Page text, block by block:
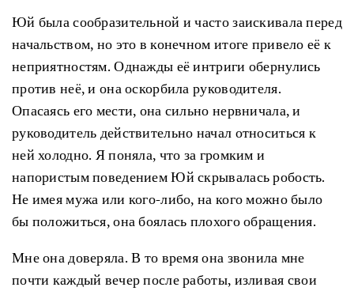
Юй была сообразительной и часто заискивала перед
начальством, но это в конечном итоге привело её к
неприятностям. Однажды её интриги обернулись
против неё, и она оскорбила руководителя.
Опасаясь его мести, она сильно нервничала, и
руководитель действительно начал относиться к
ней холодно. Я поняла, что за громким и
напористым поведением Юй скрывалась робость.
Не имея мужа или кого-либо, на кого можно было
бы положиться, она боялась плохого обращения.
Мне она доверяла. В то время она звонила мне
почти каждый вечер после работы, изливая свои